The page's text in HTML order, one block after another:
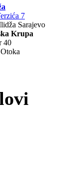
7
Sarajevo
Krupa
40